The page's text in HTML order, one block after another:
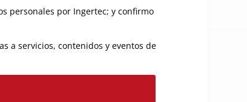
personales por Ingertec; y confirmo
a servicios, contenidos y eventos de